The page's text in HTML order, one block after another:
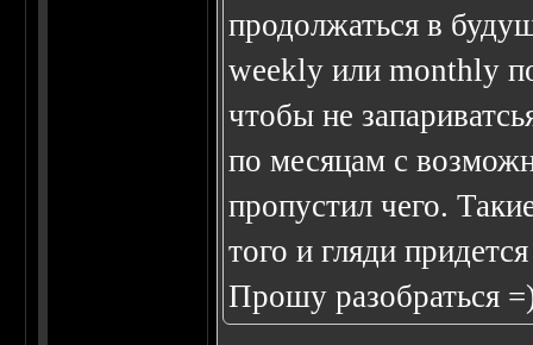
продолжаться в
weekly или monthly
чтобы не
по месяцам с
пропустил чего.
того и гляди
Прошу разобраться